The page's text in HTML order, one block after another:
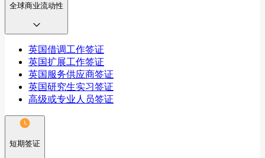
全球商业流动性
英国借调工作签证
英国扩展工作签证
英国服务供应商签证
英国研究生实习签证
高级或专业人员签证
短期签证